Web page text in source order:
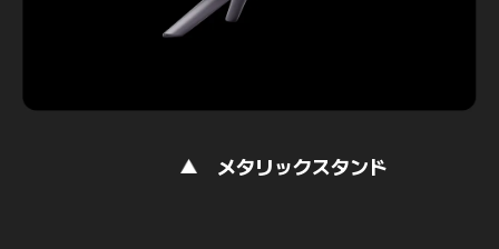
メタリックスタンド